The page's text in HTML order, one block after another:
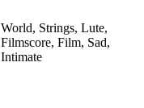
World, Strings, Lute,
Filmscore, Film, Sad,
Intimate